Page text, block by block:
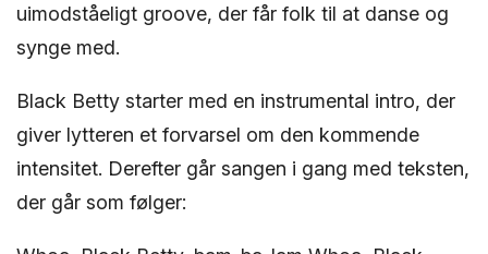
uimodståeligt groove, der får folk til at danse og
synge med.
Black Betty starter med en instrumental intro, der
giver lytteren et forvarsel om den kommende
intensitet. Derefter går sangen i gang med teksten,
der går som følger: